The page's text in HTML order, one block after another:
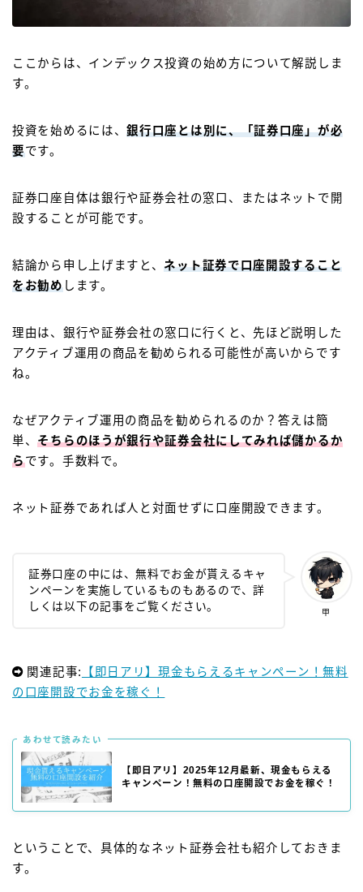
ここからは、 インデックス投資の始め方について解説しま
す。
投資を始めるには、銀行口座とは別に、「証券口座」が必
要です。
証券口座自体は銀行や証券会社の窓口、またはネットで開
設することが可能です。
結論から申し上げますと、ネット証券で口座開設すること
をお勧めします。
理由は、銀行や証券会社の窓口に行くと、先ほど説明した
アクティブ運用の商品を勧められる可能性が高いからです
ね。
なぜアクティブ運用の商品を勧められるのか？答えは簡
単、そちらのほうが銀行や証券会社にしてみれば儲かるか
らです。手数料で。
ネット証券であれば人と対面せずに口座開設できます。
甲
証券口座の中には、無料でお金が貰えるキャ
ンペーンを実施しているものもあるので、詳
しくは以下の記事をご覧ください。
関連記事:
【即日アリ】現金もらえるキャンペーン！無料
の口座開設でお金を稼ぐ！
あわせて読みたい
【即日アリ】2025年12月最新、現金もらえる
キャンペーン！無料の口座開設でお金を稼ぐ！
ということで、具体的なネット証券会社も紹介しておきま
す。